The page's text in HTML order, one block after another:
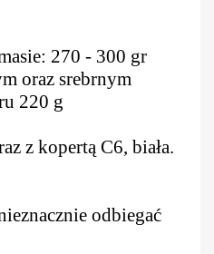
270 - 300 gr
oraz srebrnym
220 g
z kopertą C6, biała.
odbiegać